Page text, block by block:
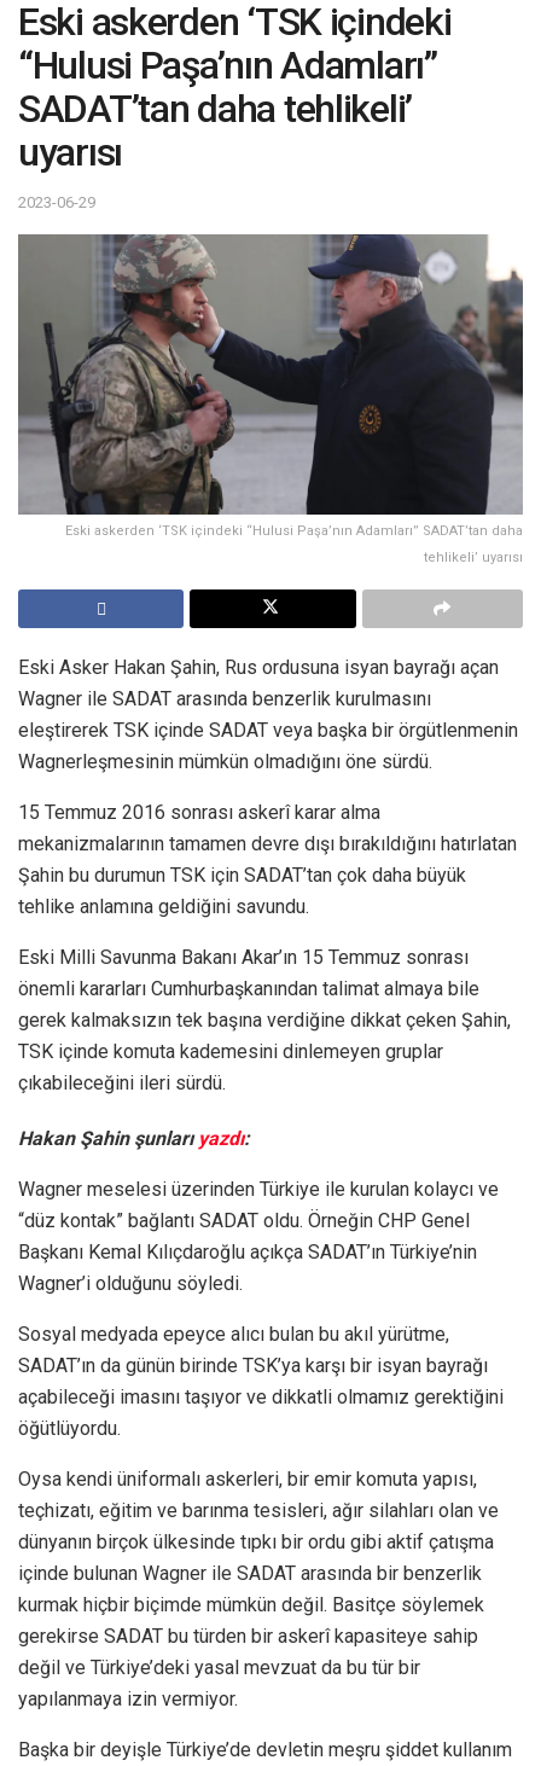
Eski askerden ‘TSK içindeki
“Hulusi Paşa’nın Adamları”
SADAT’tan daha tehlikeli’
uyarısı
2023-06-29
Eski askerden ‘TSK içindeki “Hulusi Paşa’nın Adamları” SADAT’tan daha
tehlikeli’ uyarısı
Eski Asker Hakan Şahin, Rus ordusuna isyan bayrağı açan
Wagner ile SADAT arasında benzerlik kurulmasını
eleştirerek TSK içinde SADAT veya başka bir örgütlenmenin
Wagnerleşmesinin mümkün olmadığını öne sürdü.
15 Temmuz 2016 sonrası askerî karar alma
mekanizmalarının tamamen devre dışı bırakıldığını hatırlatan
Şahin bu durumun TSK için SADAT’tan çok daha büyük
tehlike anlamına geldiğini savundu.
Eski Milli Savunma Bakanı Akar’ın 15 Temmuz sonrası
önemli kararları Cumhurbaşkanından talimat almaya bile
gerek kalmaksızın tek başına verdiğine dikkat çeken Şahin,
TSK içinde komuta kademesini dinlemeyen gruplar
çıkabileceğini ileri sürdü.
Hakan Şahin şunları yazdı:
Wagner meselesi üzerinden Türkiye ile kurulan kolaycı ve
“düz kontak” bağlantı SADAT oldu. Örneğin CHP Genel
Başkanı Kemal Kılıçdaroğlu açıkça SADAT’ın Türkiye’nin
Wagner’i olduğunu söyledi.
Sosyal medyada epeyce alıcı bulan bu akıl yürütme,
SADAT’ın da günün birinde TSK’ya karşı bir isyan bayrağı
açabileceği imasını taşıyor ve dikkatli olmamız gerektiğini
öğütlüyordu.
Oysa kendi üniformalı askerleri, bir emir komuta yapısı,
teçhizatı, eğitim ve barınma tesisleri, ağır silahları olan ve
dünyanın birçok ülkesinde tıpkı bir ordu gibi aktif çatışma
içinde bulunan Wagner ile SADAT arasında bir benzerlik
kurmak hiçbir biçimde mümkün değil. Basitçe söylemek
gerekirse SADAT bu türden bir askerî kapasiteye sahip
değil ve Türkiye’deki yasal mevzuat da bu tür bir
yapılanmaya izin vermiyor.
Başka bir deyişle Türkiye’de devletin meşru şiddet kullanım